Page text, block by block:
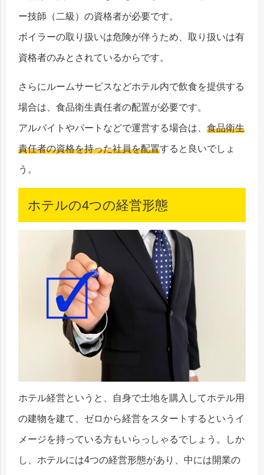
ー技師（二級）の資格者が必要です。
ボイラーの取り扱いは危険が伴うため、取り扱いは有
資格者のみとされているからです。
さらにルームサービスなどホテル内で飲食を提供する
場合は、食品衛生責任者の配置が必要です。
アルバイトやパートなどで運営する場合は、食品衛生
責任者の資格を持った社員を配置すると良いでしょ
う。
ホテルの4つの経営形態
ホテル経営というと、自身で土地を購入してホテル用
の建物を建て、ゼロから経営をスタートするというイ
メージを持っている方もいらっしゃるでしょう。しか
し、ホテルには4つの経営形態があり、中には開業の